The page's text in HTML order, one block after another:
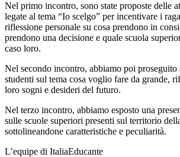
Nel primo incontro, sono state proposte delle
legate al tema “Io scelgo” per incentivare i
riflessione personale su cosa prendono in
prendono una decisione e quale scuola
caso loro.
Nel secondo incontro, abbiamo poi
studenti sul tema cosa voglio fare da grande,
loro sogni e desideri del futuro.
Nel terzo incontro, abbiamo esposto una
sulle scuole superiori presenti sul territorio
sottolineandone caratteristiche e peculiarità.
L’equipe di ItaliaEducante